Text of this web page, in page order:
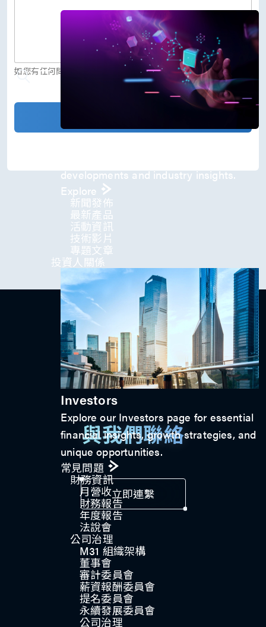
developments and industry insights.
Explore
新聞發佈
最新產品
活動資訊
技術影片​
專題文章
投資人關係
Investors
Explore our Investors page for essential
financial insights, growth strategies, and
unique opportunities.
常見問題
財務資訊
月營收
財務報告
年度報告
法說會
公司治理​
M31 組織架構
董事會
審計委員會
薪資報酬委員會
提名委員會
永續發展委員會
公司治理
c
o
)
如您有任何問題，歡迎留言給我們。
與我們聯絡
立即連繫